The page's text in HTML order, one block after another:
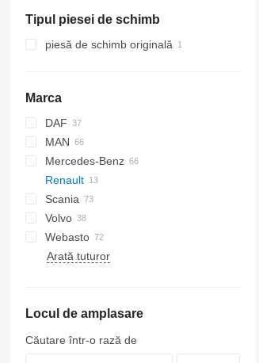
Tipul piesei de schimb
piesă de schimb originală
Marca
DAF
CF
LF
XF
XG
EuroCargo
S-Way
Stralis
Trakker
MAN
TGA
TGL
TGM
TGS
TGX
Mercedes-Benz
Actros
Antos
Arocs
Atego
Axor
Renault
Kerax
Magnum
Major
Midlum
Scania
G-series
P-series
R-series
Volvo
B-series
F89
FL
FMX
Webasto
Arată tuturor
Locul de amplasare
Căutare într-o rază de